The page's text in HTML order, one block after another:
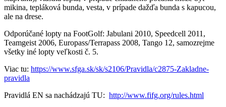
mikina, tepláková bunda, vesta, v prípade dažďa bunda s kapucou,
ale na drese.
Odporúčané lopty na FootGolf: Jabulani 2010, Speedcell 2011,
Teamgeist 2006, Europass/Terrapass 2008, Tango 12, samozrejme
všetky iné lopty veľkosti č. 5.
Viac tu: https://www.sfga.sk/sk/s2106/Pravidla/c2875-Zakladne-
pravidla
Pravidlá EN sa nachádzajú TU: http://www.fifg.org/rules.html